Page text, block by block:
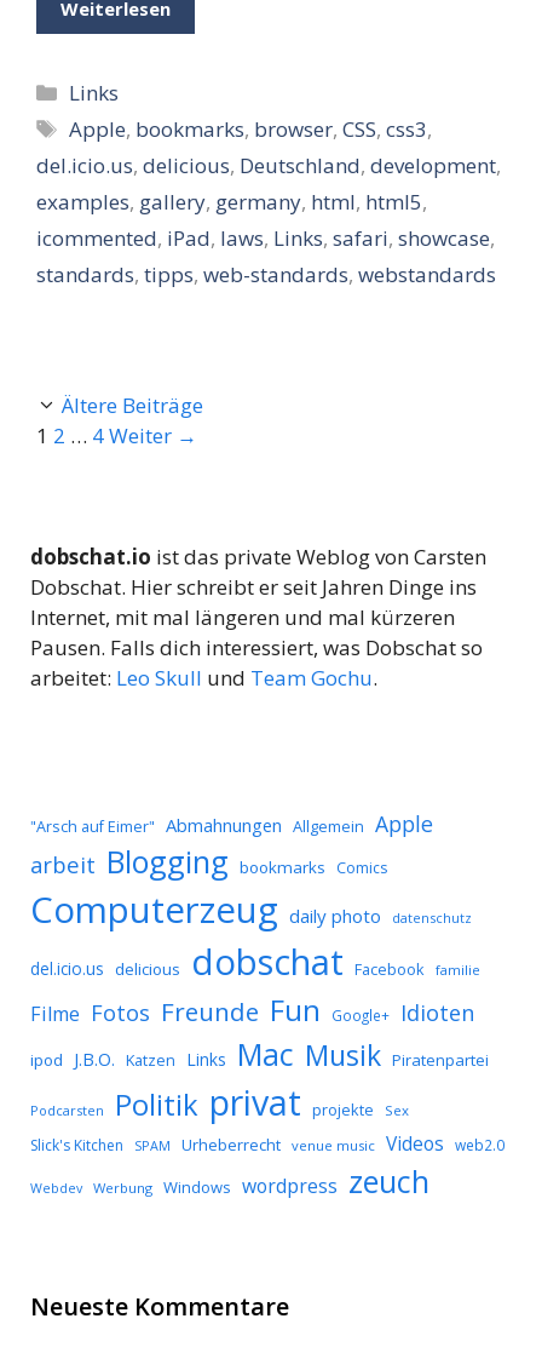
Weiterlesen
Kategorien
Links
Schlagwörter
Apple, bookmarks, browser,CSS,css3,
del.icio.us, delicious, Deutschland, development,
examples, gallery, germany, html, html5,
icommented, iPad, laws, Links, safari, showcase,
standards, tipps, web-standards, webstandards
Ältere Beiträge
Seite
1 Seite
2 … Seite
4Weiter →
dobschat.io ist das private Weblog von Carsten
Dobschat. Hier schreibt er seit Jahren Dinge ins
Internet, mit mal längeren und mal kürzeren
Pausen. Falls dich interessiert, was Dobschat so
arbeitet: Leo Skull und Team Gochu.
"Arsch auf Eimer" Abmahnungen Allgemein Apple
arbeit Blogging bookmarks Comics
Computerzeug daily photo datenschutz
del.icio.us delicious dobschat Facebook familie
Filme Fotos Freunde Fun Google+ Idioten
ipod J.B.O. Katzen Links Mac Musik Piratenpartei
Podcarsten Politik privat projekte Sex
Slick's Kitchen SPAM Urheberrecht venue music Videos web2.0
Webdev Werbung Windows wordpress zeuch
Neueste Kommentare